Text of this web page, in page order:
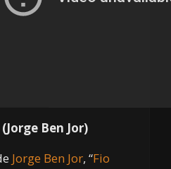
Ben Jor)
Jorge Ben Jor, “Fio